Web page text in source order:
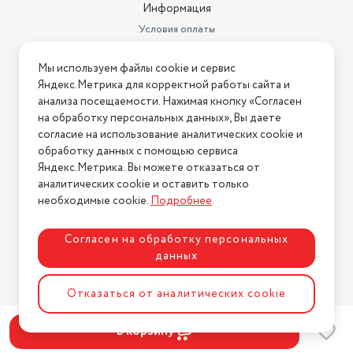
В корзину
Информация
Условия оплаты
Условия возврата
Нашли ошибку на сайте? Напишите нам
2026 © Интернет-магазин "АстМаркет". У нас есть всё!
Политика конфиденциальности
Разработка сайтаASTDESIGN
Мы используем файлы cookie и сервис
Яндекс.Метрика для корректной работы сайта и
анализа посещаемости. Нажимая кнопку «Согласен
на обработку персональных данных», Вы даете
согласие на использование аналитических cookie и
обработку данных с помощью сервиса
Яндекс.Метрика. Вы можете отказаться от
аналитических cookie и оставить только
необходимые cookie.Подробнее.
Согласен на обработку персональных
данных
Отказаться от аналитических cookie